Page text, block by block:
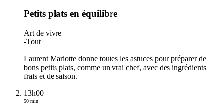
Petits plats en équilibre
Art de vivre
-Tout
Laurent Mariotte donne toutes les astuces pour préparer de
bons petits plats, comme un vrai chef, avec des ingrédients
frais et de saison.
13h00
50 min